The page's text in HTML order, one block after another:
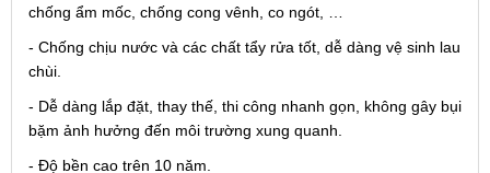
chống ẩm mốc, chống cong vênh, co ngót, …
- Chống chịu nước và các chất tẩy rửa tốt, dễ dàng vệ sinh lau
chùi.
- Dễ dàng lắp đặt, thay thế, thi công nhanh gọn, không gây bụi
bặm ảnh hưởng đến môi trường xung quanh.
- Độ bền cao trên 10 năm.